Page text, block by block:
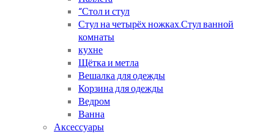
“Стол и стул
Стул на четырёх ножках.Стул ванной
комнаты
кухне
Щётка и метла
Вешалка для одежды
Корзина для одежды
Ведром
Ванна
Аксессуары